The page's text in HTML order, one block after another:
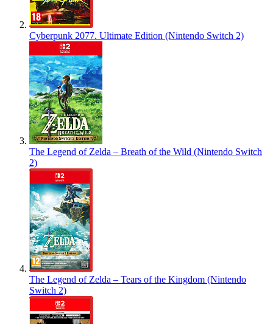
Cyberpunk 2077. Ultimate Edition (Nintendo Switch 2)
The Legend of Zelda – Breath of the Wild (Nintendo Switch
2)
The Legend of Zelda – Tears of the Kingdom (Nintendo
Switch 2)